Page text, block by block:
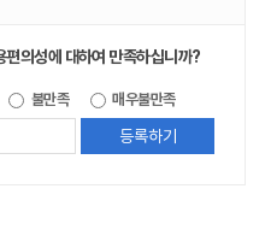
편의성에 대하여 만족하십니까?
불만족 매우불만족
정보에